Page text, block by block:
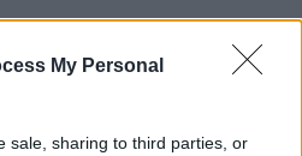
My Personal
sale, sharing to third parties, or
BASILE
FIRM?
uno dei tanti esempi di